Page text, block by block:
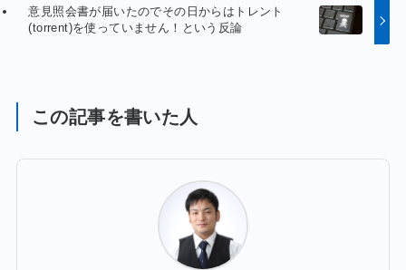
意見照会書が届いたのでその日からはトレント
(torrent)を使っていません！という反論
この記事を書いた人